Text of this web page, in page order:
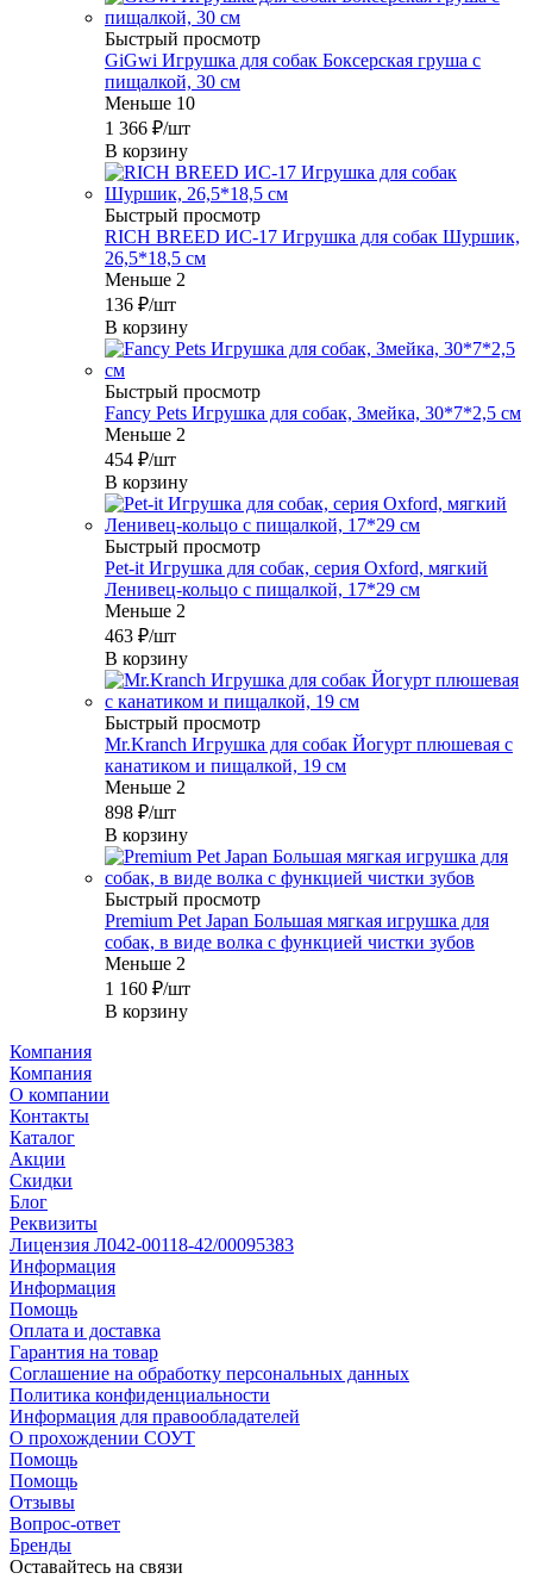
Быстрый просмотр
GiGwi Игрушка для собак Боксерская груша с
пищалкой, 30 см
Меньше 10
1 366 ₽/шт
В корзину
Быстрый просмотр
RICH BREED ИС-17 Игрушка для собак Шуршик,
26,5*18,5 см
Меньше 2
136 ₽/шт
В корзину
Быстрый просмотр
Fancy Pets Игрушка для собак, Змейка, 30*7*2,5 см
Меньше 2
454 ₽/шт
В корзину
Быстрый просмотр
Pet-it Игрушка для собак, серия Oxford, мягкий
Ленивец-кольцо с пищалкой, 17*29 см
Меньше 2
463 ₽/шт
В корзину
Быстрый просмотр
Mr.Kranch Игрушка для собак Йогурт плюшевая с
канатиком и пищалкой, 19 см
Меньше 2
898 ₽/шт
В корзину
Быстрый просмотр
Premium Pet Japan Большая мягкая игрушка для
собак, в виде волка с функцией чистки зубов
Меньше 2
1 160 ₽/шт
В корзину
Компания
Компания
О компании
Контакты
Каталог
Акции
Скидки
Блог
Реквизиты
Лицензия Л042-00118-42/00095383
Информация
Информация
Помощь
Оплата и доставка
Гарантия на товар
Соглашение на обработку персональных данных
Политика конфиденциальности
Информация для правообладателей
О прохождении СОУТ
Помощь
Помощь
Отзывы
Вопрос-ответ
Бренды
Оставайтесь на связи